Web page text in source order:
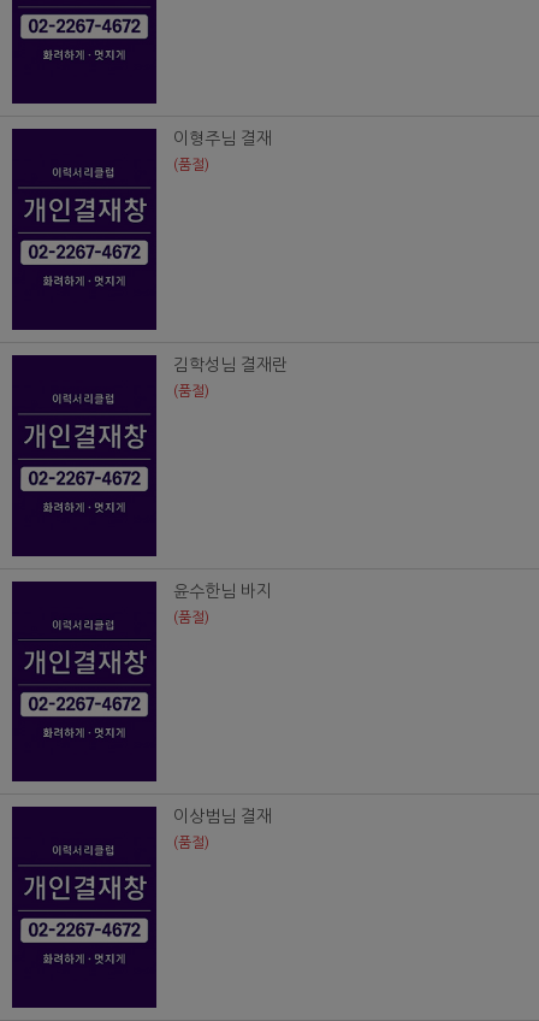
이형주님 결재
(품절)
김학성님 결재란
(품절)
윤수한님 바지
(품절)
이상범님 결재
(품절)